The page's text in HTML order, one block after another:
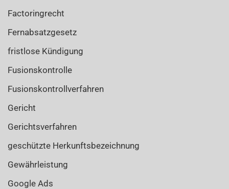
Factoringrecht
Fernabsatzgesetz
fristlose Kündigung
Fusionskontrolle
Fusionskontrollverfahren
Gericht
Gerichtsverfahren
geschützte Herkunftsbezeichnung
Gewährleistung
Google Ads